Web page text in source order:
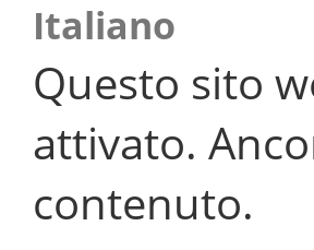
Italiano
Questo sito
attivato.
contenuto.